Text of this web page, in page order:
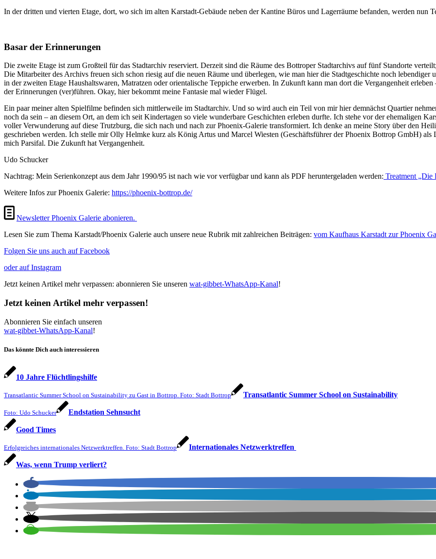
In der dritten und vierten Etage, dort, wo sich im alten Karstadt-Gebäude neben der Kantine Büros und Lagerräume befanden, werden nun
Basar der Erinnerungen
Die zweite Etage ist zum Großteil für das Stadtarchiv reserviert. Derzeit sind die Räume des Bottroper Stadtarchivs auf fünf Standorte
Die Mitarbeiter des Archivs freuen sich schon riesig auf die neuen Räume und überlegen, wie man hier die Stadtgeschichte noch
in der zweiten Etage Haushaltswaren, Matratzen oder orientalische Teppiche erwerben. In Zukunft kann man dort die Vergangenheit
der Erinnerungen (ver)führen. Okay, hier bekommt meine Fantasie mal wieder Flügel.
Ein paar meiner alten Spielfilme befinden sich mittlerweile im Stadtarchiv. Und so wird auch ein Teil von mir hier demnächst Quartier
noch da sein – an diesem Ort, an dem ich seit Kindertagen so viele wunderbare Geschichten erleben durfte. Ich stehe vor der ehemaligen
voller Verwunderung auf diese Trutzburg, die sich nach und nach zur Phoenix-Galerie transformiert. Ich denke an meine Story über den
geschrieben werden. Ich stelle mir Olly Helmke kurz als König Artus und Marcel Wiesten (Geschäftsführer der Phoenix Bottrop GmbH)
mich Parsifal. Die Zukunft hat Vergangenheit.
Udo Schucker
Nachtrag: Mein Serienkonzept aus dem Jahr 1990/95 ist nach wie vor verfügbar und kann als PDF heruntergeladen werden: Treatment „Die
Weitere Infos zur Phoenix Galerie: https://phoenix-bottrop.de/
Newsletter Phoenix Galerie abonieren.
Lesen Sie zum Thema Karstadt/Phoenix Galerie auch unsere neue Rubrik mit zahlreichen Beiträgen: vom Kaufhaus Karstadt zur Phoenix
Folgen Sie uns auch auf Facebook
oder auf Instagram
Jetzt keinen Artikel mehr verpassen: abonnieren Sie unseren wat-gibbet-WhatsApp-Kanal!
Jetzt keinen Artikel mehr verpassen!
Abonnieren Sie einfach unseren
wat-gibbet-WhatsApp-Kanal!
Das könnte Dich auch interessieren
10 Jahre Flüchtlingshilfe
Transatlantic Summer School on Sustainability zu Gast in Bottrop. Foto: Stadt Bottrop Transatlantic Summer School on Sustainability
Foto: Udo Schucker Endstation Sehnsucht
Good Times
Erfolgreiches internationales Netzwerktreffen. Foto: Stadt Bottrop Internationales Netzwerktreffen
Was, wenn Trump verliert?